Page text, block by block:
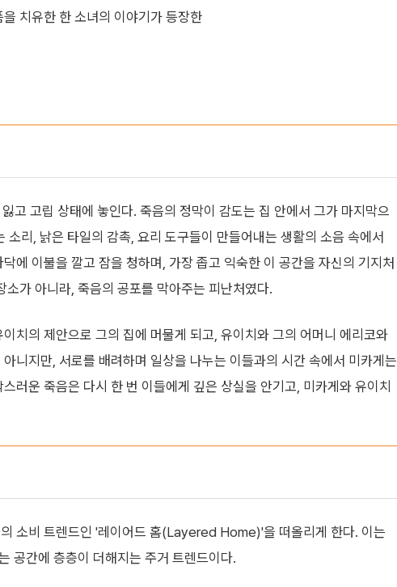
치유한 한 소녀의 이야기가 등장한
고 고립 상태에 놓인다. 죽음의 정막이 감도는 집 안에서 그가 마지막으
리, 낡은 타일의 감촉, 요리 도구들이 만들어내는 생활의 소음 속에서
에 이불을 깔고 잠을 청하며, 가장 좁고 익숙한 이 공간을 자신의 기지처
가 아니라, 죽음의 공포를 막아주는 피난처였다.
치의 제안으로 그의 집에 머물게 되고, 유이치와 그의 어머니 에리코와
니지만, 서로를 배려하며 일상을 나누는 이들과의 시간 속에서 미카게는
러운 죽음은 다시 한 번 이들에게 깊은 상실을 안기고, 미카게와 유이치
소비 트렌드인 '레이어드 홈(Layered Home)'을 떠올리게 한다. 이는
공간에 층층이 더해지는 주거 트렌드이다.